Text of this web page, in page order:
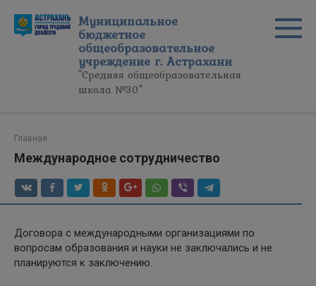
контенту
Муниципальное
бюджетное
общеобразовательное
учреждение г. Астрахани
"Средняя общеобразовательная
школа №30"
Главная
Международное сотрудничество
Договора с международными организациями по
вопросам образования и науки не заключались и не
планируются к заключению.